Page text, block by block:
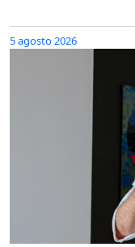
5 agosto 2026